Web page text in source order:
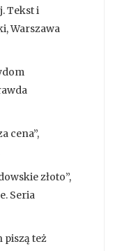
Tekst i
Warszawa
cena”,
złoto”,
Seria
piszą też